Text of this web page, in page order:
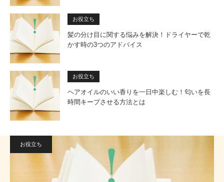
お役立ち
髪の分け目に関する悩みを解決！ドライヤーで乾
かす時の3つのアドバイス
お役立ち
ヘアオイルのいい香りを一日中楽しむ！匂いを長
時間キープさせる方法とは
お役立ち